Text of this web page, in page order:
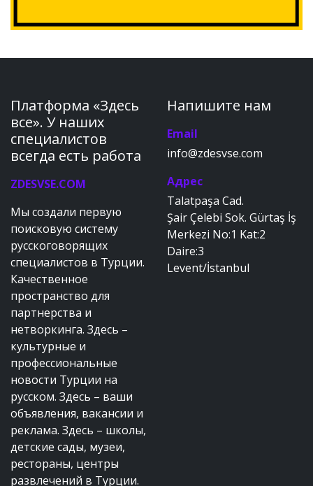
Платформа «Здесь
все». У наших
специалистов
всегда есть работа
ZDESVSE.COM
Мы создали первую
поисковую систему
русскоговорящих
специалистов в Турции.
Качественное
пространство для
партнерства и
нетворкинга. Здесь –
культурные и
профессиональные
новости Турции на
русском. Здесь – ваши
объявления, вакансии и
реклама. Здесь – школы,
детские сады, музеи,
рестораны, центры
развлечений в Турции.
Напишите нам
Email
info@zdesvse.com
Адрес
Talatpaşa Cad.
Şair Çelebi Sok. Gürtaş İş
Merkezi No:1 Kat:2
Daire:3
Levent/İstanbul